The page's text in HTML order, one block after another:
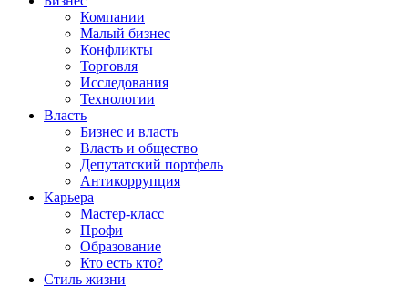
Компании
Малый бизнес
Конфликты
Торговля
Исследования
Технологии
Власть
Бизнес и власть
Власть и общество
Депутатский портфель
Антикоррупция
Карьера
Мастер-класс
Профи
Образование
Кто есть кто?
Стиль жизни